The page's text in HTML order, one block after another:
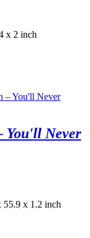
x 2 inch
You'll Never
55.9 x 1.2 inch